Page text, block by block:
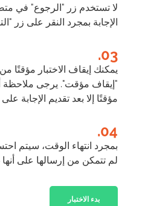
لا تستخدم زر "الرجوع" في
الإجابة بمجرد النقر على زر
03.
يمكنك إيقاف الاختبار مؤقتًا
"إيقاف مؤقت". يرجى ملاحظة
مؤقتًا إلا بعد تقديم الإجابة
04.
بمجرد انتهاء الوقت، سيتم
لم تتمكن من إرسالها على
بدء الاختبار